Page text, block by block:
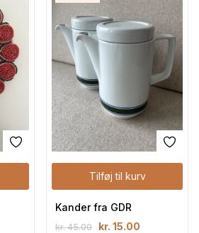
Tilføj til kurv
Kander fra GDR
kr.45.00 kr. 15.00